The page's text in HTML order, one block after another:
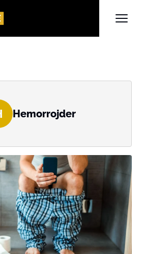
Hemorrojder